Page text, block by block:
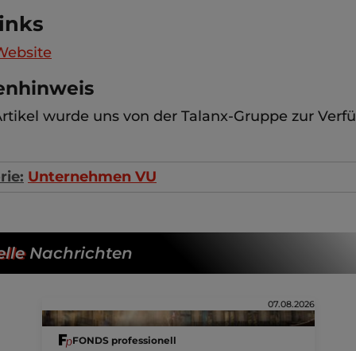
wurde uns von der Talanx-Gruppe zur
Unternehmen VU
Nachrichten
07.08.2026
FONDS professionell